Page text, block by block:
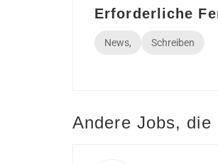
Erforderliche
News, Schreiben
Andere Jobs, die